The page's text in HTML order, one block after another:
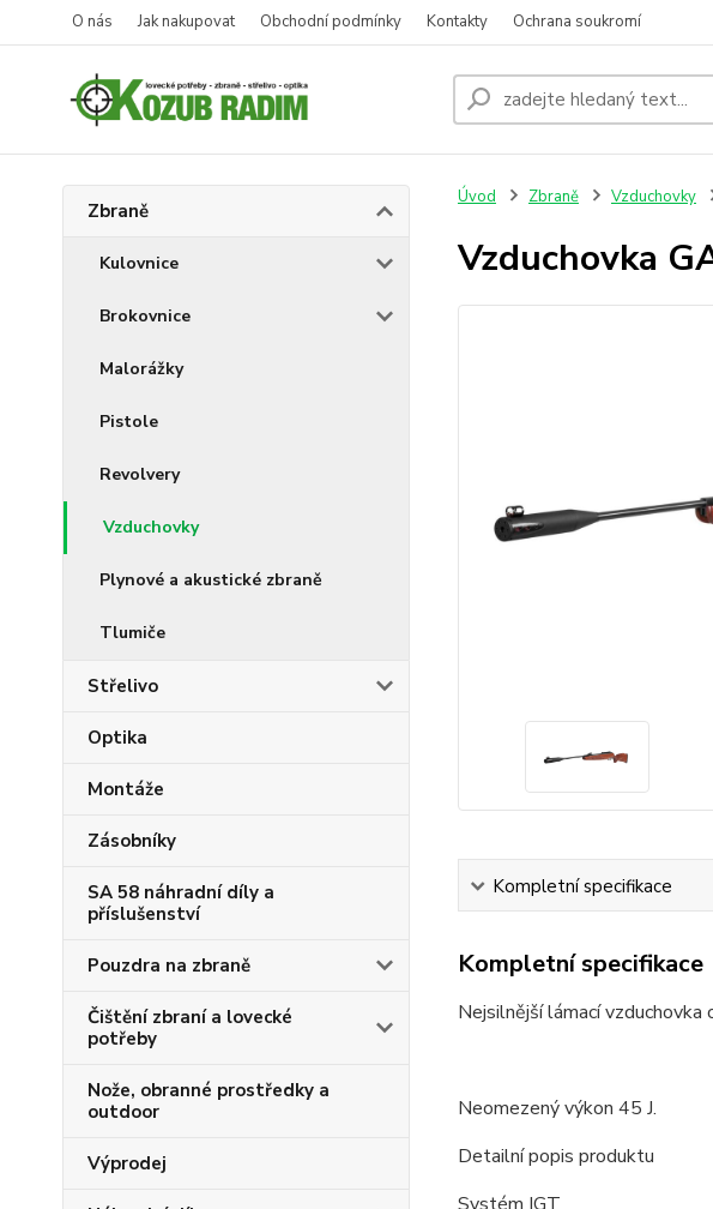
O nás Jak nakupovat Obchodní podmínky Kontakty Ochrana soukromí
Zbraně
Kulovnice
Brokovnice
Malorážky
Pistole
Revolvery
Vzduchovky
Plynové a akustické zbraně
Tlumiče
Střelivo
Optika
Montáže
Zásobníky
SA 58 náhradní díly a
příslušenství
Pouzdra na zbraně
Čištění zbraní a lovecké
potřeby
Nože, obranné prostředky a
outdoor
Výprodej
Úvod Zbraně Vzduchovky
Vzduchovka
Kompletní specifikace
Kompletní specifikace
Nejsilnější lámací vzduchovka
Neomezený výkon 45 J.
Detailní popis produktu